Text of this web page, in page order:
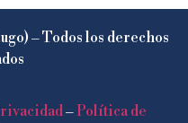
– Todos los derechos
–Política de